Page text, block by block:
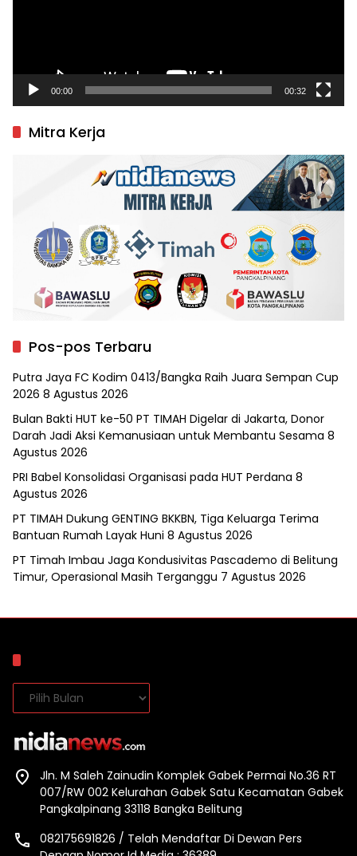
00:00 00:32
Mitra Kerja
Pos-pos Terbaru
Putra Jaya FC Kodim 0413/Bangka Raih Juara Sempan Cup
2026 8 Agustus 2026
Bulan Bakti HUT ke-50 PT TIMAH Digelar di Jakarta, Donor
Darah Jadi Aksi Kemanusiaan untuk Membantu Sesama 8
Agustus 2026
PRI Babel Konsolidasi Organisasi pada HUT Perdana 8
Agustus 2026
PT TIMAH Dukung GENTING BKKBN, Tiga Keluarga Terima
Bantuan Rumah Layak Huni 8 Agustus 2026
PT Timah Imbau Jaga Kondusivitas Pascademo di Belitung
Timur, Operasional Masih Terganggu 7 Agustus 2026
Arsip
Jln. M Saleh Zainudin Komplek Gabek Permai No.36 RT
007/RW 002 Kelurahan Gabek Satu Kecamatan Gabek
Pangkalpinang 33118 Bangka Belitung
082175691826 / Telah Mendaftar Di Dewan Pers